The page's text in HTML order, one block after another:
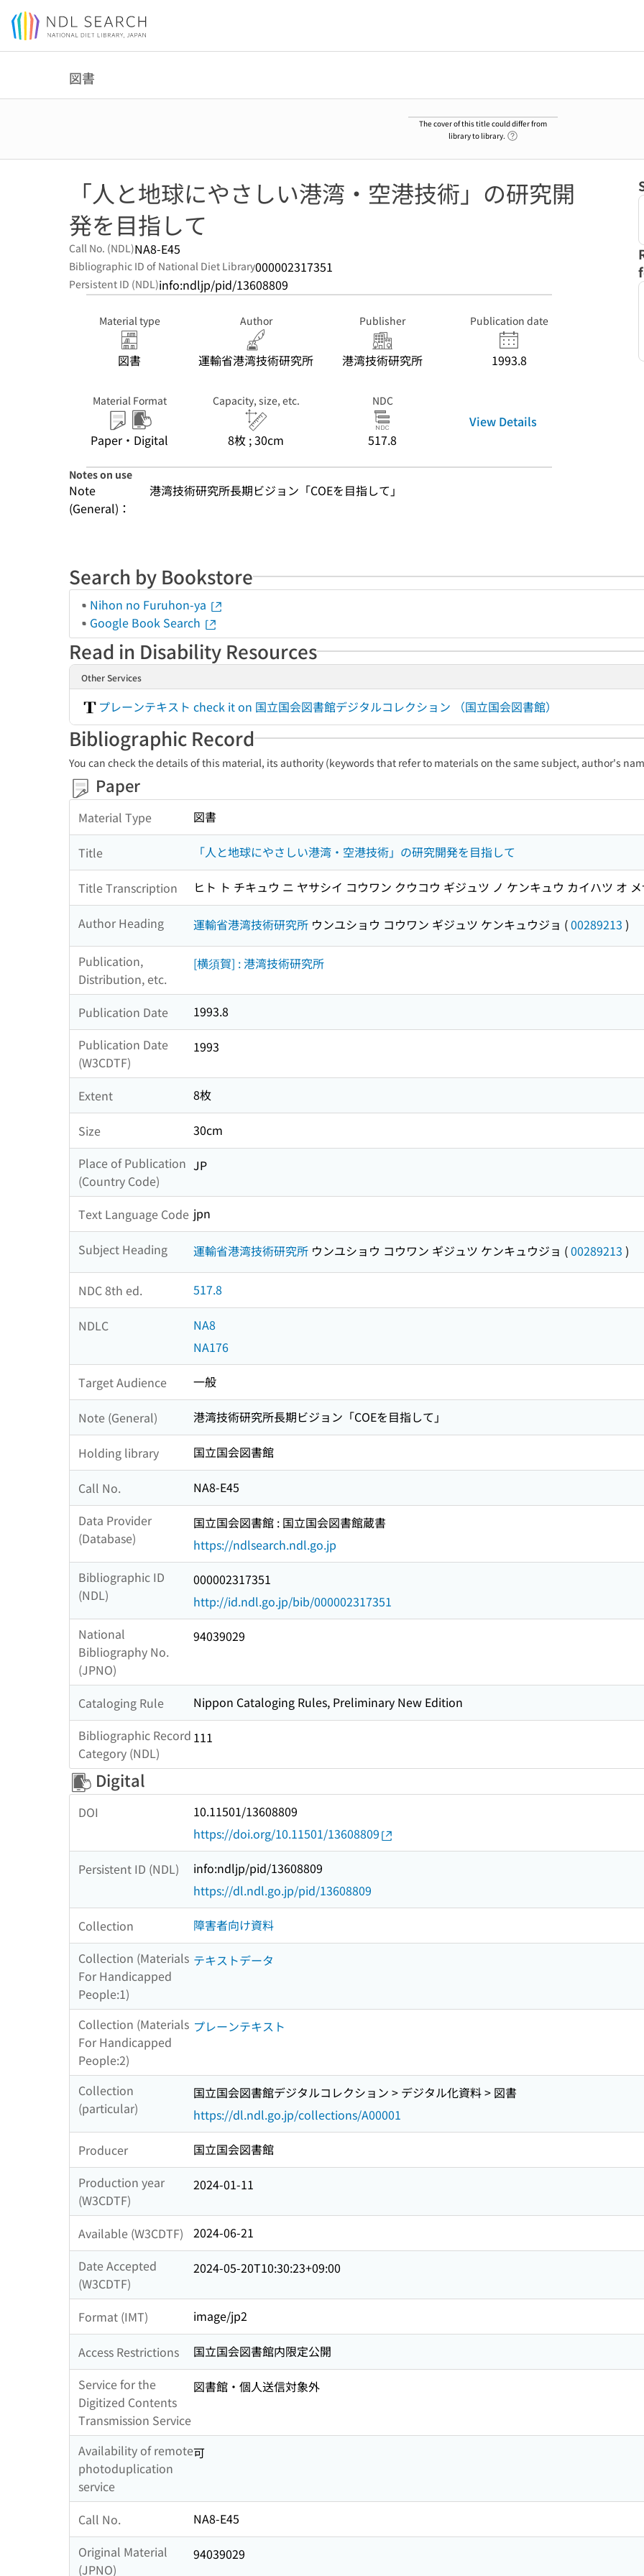
Jump to main content
図書
The cover of this title could differ from
library to library.
「人と地球にやさしい港湾・空港技術」の研究開
発を目指して
Call No. (NDL)NA8-E45
Bibliographic ID of National Diet Library000002317351
Persistent ID (NDL)info:ndljp/pid/13608809
Material type
図書
Author
運輸省港湾技術研究所
Publisher
港湾技術研究所
Publication date
1993.8
Material Format
Paper・Digital
Capacity, size, etc.
8枚 ; 30cm
NDC
517.8
View Details
Notes on use
Note
(General)：
港湾技術研究所長期ビジョン「COEを目指して」
Search by Bookstore
Nihon no Furuhon-ya
Google Book Search
Read in Disability Resources
Other Services
プレーンテキスト check it on 国立国会図書館デジタルコレクション （国立国会図書館）
Bibliographic Record
You can check the details of this material, its authority (keywords that refer to materials on the same subject, author's
Paper
Material Type 図書
Title 「人と地球にやさしい港湾・空港技術」の研究開発を目指して
Title Transcription ヒト ト チキュウ ニ ヤサシイ コウワン クウコウ ギジュツ ノ ケンキュウ カイハツ オ
Author Heading 運輸省港湾技術研究所 ウンユショウ コウワン ギジュツ ケンキュウジョ (00289213 )
Publication,
Distribution, etc.
[横須賀] : 港湾技術研究所
Publication Date
1993.8
Publication Date
(W3CDTF)
1993
Extent 8枚
Size
30cm
Place of Publication
(Country Code)
JP
Text Language Code jpn
Subject Heading 運輸省港湾技術研究所 ウンユショウ コウワン ギジュツ ケンキュウジョ (00289213 )
NDC 8th ed. 517.8
NDLC
NA8
NA176
Target Audience 一般
Note (General) 港湾技術研究所長期ビジョン「COEを目指して」
Holding library 国立国会図書館
Call No.
NA8-E45
Data Provider
(Database)
国立国会図書館 : 国立国会図書館蔵書
https://ndlsearch.ndl.go.jp
Bibliographic ID
(NDL)
000002317351
http://id.ndl.go.jp/bib/000002317351
National
Bibliography No.
(JPNO)
94039029
Cataloging Rule
Nippon Cataloging Rules, Preliminary New Edition
Bibliographic Record
Category (NDL)
111
Digital
DOI
10.11501/13608809
https://doi.org/10.11501/13608809
Persistent ID (NDL)
info:ndljp/pid/13608809
https://dl.ndl.go.jp/pid/13608809
Collection
障害者向け資料
Collection (Materials
For Handicapped
People:1)
テキストデータ
Collection (Materials
For Handicapped
People:2)
プレーンテキスト
Collection
(particular)
国立国会図書館デジタルコレクション > デジタル化資料 > 図書
https://dl.ndl.go.jp/collections/A00001
Producer
国立国会図書館
Production year
(W3CDTF)
2024-01-11
Available (W3CDTF)
2024-06-21
Date Accepted
(W3CDTF)
2024-05-20T10:30:23+09:00
Format (IMT) image/jp2
Access Restrictions
国立国会図書館内限定公開
Service for the
Digitized Contents
Transmission Service
図書館・個人送信対象外
Availability of remote
photoduplication
service
可
Call No.
NA8-E45
Original Material
(JPNO)
94039029